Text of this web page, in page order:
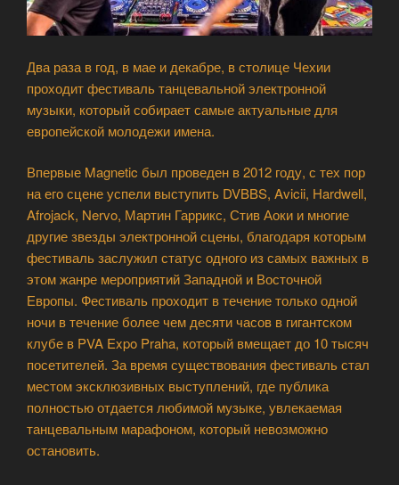
Два раза в год, в мае и декабре, в столице Чехии
проходит фестиваль танцевальной электронной
музыки, который собирает самые актуальные для
европейской молодежи имена.
Впервые Magnetic был проведен в 2012 году, с тех пор
на его сцене успели выступить DVBBS, Avicii, Hardwell,
Afrojack, Nervo, Мартин Гаррикс, Стив Аоки и многие
другие звезды электронной сцены, благодаря которым
фестиваль заслужил статус одного из самых важных в
этом жанре мероприятий Западной и Восточной
Европы. Фестиваль проходит в течение только одной
ночи в течение более чем десяти часов в гигантском
клубе в PVA Expo Praha, который вмещает до 10 тысяч
посетителей. За время существования фестиваль стал
местом эксклюзивных выступлений, где публика
полностью отдается любимой музыке, увлекаемая
танцевальным марафоном, который невозможно
остановить.